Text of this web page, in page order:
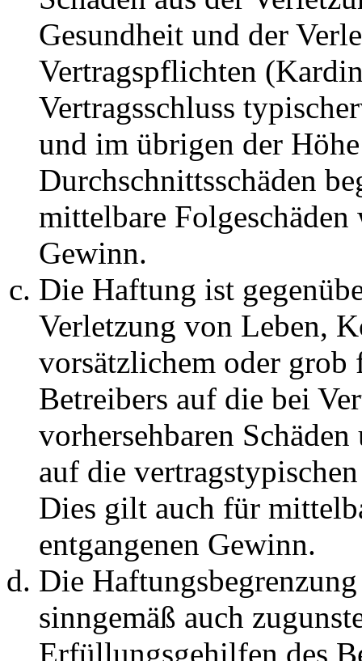
Gesundheit und der
Vertragspflichten
Vertragsschluss
und im übrigen der
Durchschnittsschäden
mittelbare Folgeschäden
Gewinn.
Die Haftung ist
Verletzung von Leben,
vorsätzlichem oder grob
Betreibers auf die bei
vorhersehbaren
auf die
Dies gilt auch für
entgangenen Gewinn.
Die
sinngemäß auch
Erfüllungsgehilfen des